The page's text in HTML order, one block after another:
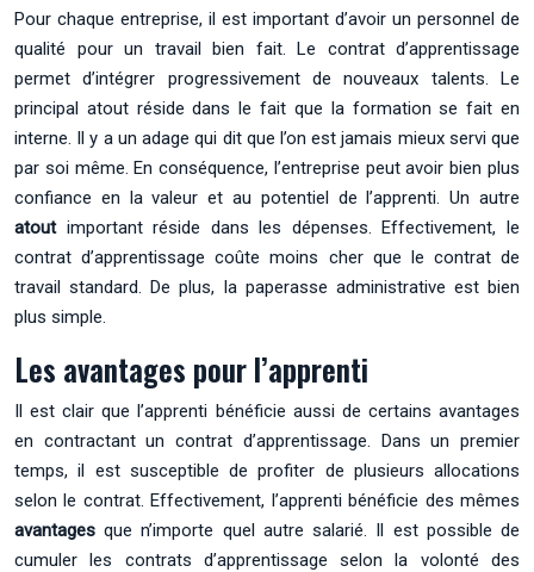
Pour chaque entreprise, il est important d’avoir un personnel de
qualité pour un travail bien fait. Le contrat d’apprentissage
permet d’intégrer progressivement de nouveaux talents. Le
principal atout réside dans le fait que la formation se fait en
interne. Il y a un adage qui dit que l’on est jamais mieux servi que
par soi même. En conséquence, l’entreprise peut avoir bien plus
confiance en la valeur et au potentiel de l’apprenti. Un autre
atoutimportant réside dans les dépenses. Effectivement, le
contrat d’apprentissage coûte moins cher que le contrat de
travail standard. De plus, la paperasse administrative est bien
plus simple.
Les avantages pour l’apprenti
Il est clair que l’apprenti bénéficie aussi de certains avantages
en contractant un contrat d’apprentissage. Dans un premier
temps, il est susceptible de profiter de plusieurs allocations
selon le contrat. Effectivement, l’apprenti bénéficie des mêmes
avantages que n’importe quel autre salarié. Il est possible de
cumuler les contrats d’apprentissage selon la volonté des